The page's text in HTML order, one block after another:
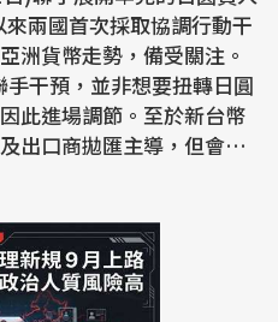
兩國首次採取協調行動干
洲貨幣走勢，備受關注。
干預，並非想要扭轉日圓
此進場調節。至於新台幣
出口商拋匯主導，但會關